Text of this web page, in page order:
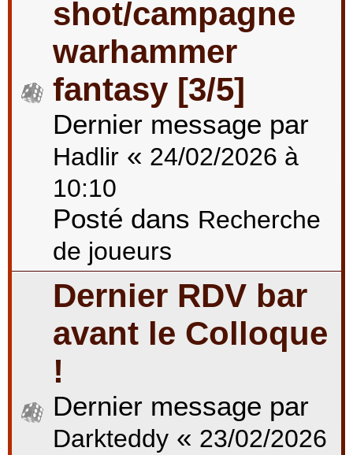
shot/campagne
warhammer
fantasy [3/5]
Dernier message par
Hadlir « 24/02/2026 à
10:10
Posté dans Recherche
de joueurs
Dernier RDV bar
avant le Colloque
!
Dernier message par
Darkteddy « 23/02/2026